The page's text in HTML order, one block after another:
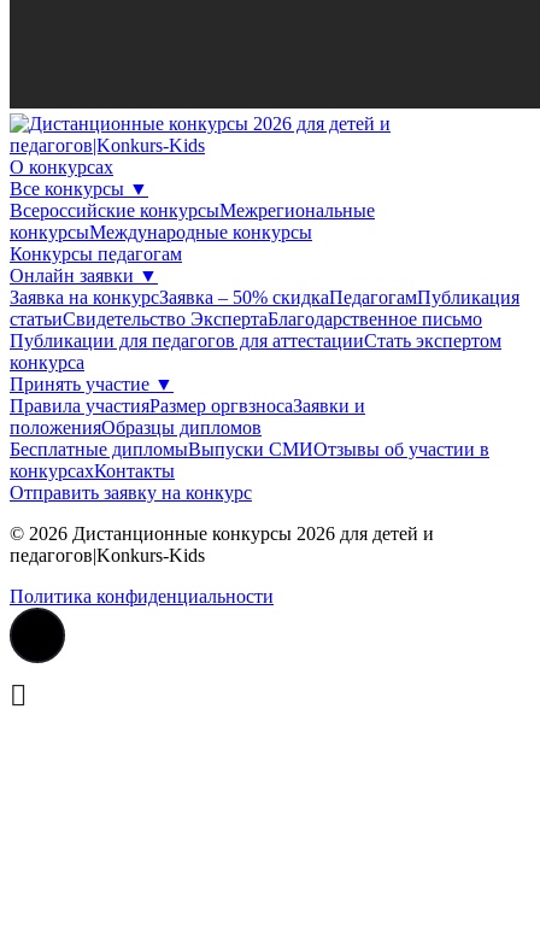
О конкурсах
Все конкурсы ▼
Всероссийские конкурсыМежрегиональные
конкурсыМеждународные конкурсы
Конкурсы педагогам
Онлайн заявки ▼
Заявка на конкурсЗаявка – 50% скидкаПедагогамПубликация
статьиСвидетельство ЭкспертаБлагодарcтвенное письмо
Публикации для педагогов для аттестацииСтать экспертом
конкурса
Принять участие ▼
Правила участияРазмер оргвзносаЗаявки и
положенияОбразцы дипломов
Бесплатные дипломыВыпуски СМИОтзывы об участии в
конкурсахКонтакты
Отправить заявку на конкурс
© 2026 Дистанционные конкурсы 2026 для детей и
педагогов|Konkurs-Kids
Политика конфиденциальности